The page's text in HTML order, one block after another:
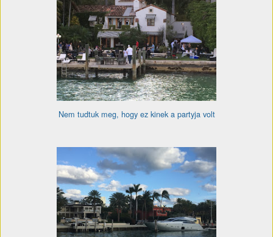
Nem tudtuk meg, hogy ez kinek a partyja volt